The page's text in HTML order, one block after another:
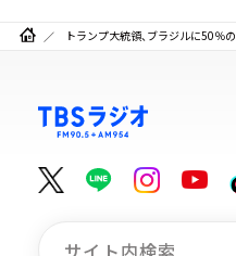
トランプ大統領、ブラジルに50％